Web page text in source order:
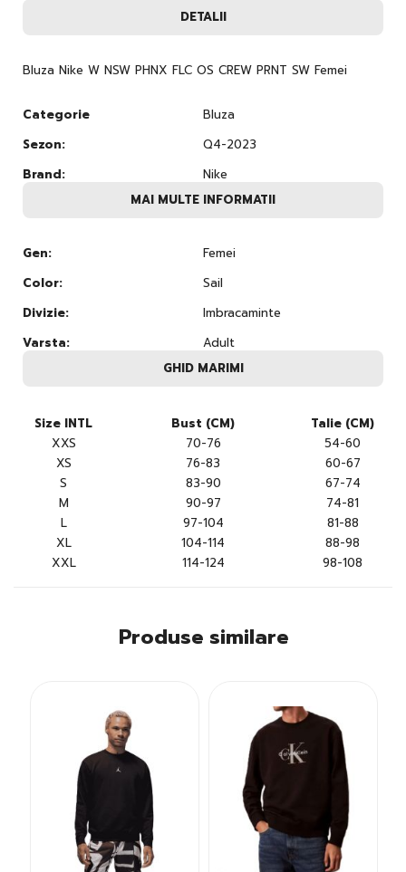
DETALII
Bluza Nike W NSW PHNX FLC OS CREW PRNT SW Femei
Categorie
Bluza
Sezon:
Q4-2023
Brand:
Nike
MAI MULTE INFORMATII
Gen:
Femei
Color:
Sail
Divizie:
Imbracaminte
Varsta:
Adult
GHID MARIMI
Size INTL Bust (CM)
Talie (CM)
XXS
70-76
54-60
XS
76-83
60-67
S
83-90
67-74
M
90-97
74-81
L
97-104
81-88
XL
104-114
88-98
XXL
114-124 98-108
Produse similare